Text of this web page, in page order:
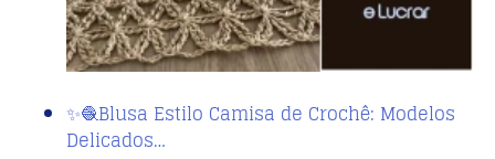
✨🧶Blusa Estilo Camisa de Crochê: Modelos
Delicados…